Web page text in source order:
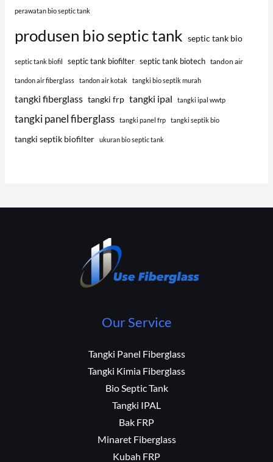
perawatan bio septic tank
produsen bio septic tank septic tank bio
septic tank biofil septic tank biofilter septic tank biotech tandon air
tandon air fiberglass tandon air kotak tangki bio septik murah
tangki fiberglass tangki frp tangki ipal tangki ipal wwtp
tangki panel fiberglass tangki panel frp tangki septik bio
tangki septik biofilter ukuran bio septic tank
Our Service
Tangki Panel Fiberglass
Tangki Kimia Fiberglass
Bio Septic Tank
Tangki IPAL
Bak FRP
Minaret Fiberglass
Kubah FRP